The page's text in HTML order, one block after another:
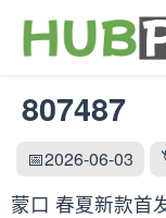
807487
📅2026-06-03
蒙口 春夏新款首